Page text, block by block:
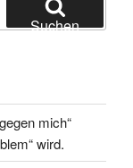
Suchen
mich“
wird.